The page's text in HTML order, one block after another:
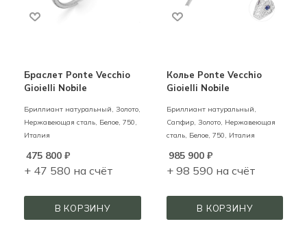
Браслет Ponte Vecchio
Gioielli Nobile
Бриллиант натуральный, Золото,
Нержавеющая сталь, Белое, 750,
Италия
475 800 ₽
+ 47 580 на счёт
В КОРЗИНУ
Колье Ponte Vecchio
Gioielli Nobile
Бриллиант натуральный,
Сапфир, Золото, Нержавеющая
сталь, Белое, 750, Италия
985 900₽
+ 98 590 на счёт
В КОРЗИНУ